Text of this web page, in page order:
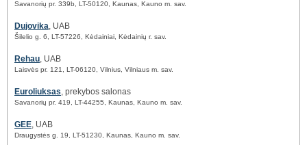
Savanorių pr. 339b, LT-50120, Kaunas, Kauno m. sav.
Dujovika, UAB
Šilelio g. 6, LT-57226, Kėdainiai, Kėdainių r. sav.
Rehau, UAB
Laisvės pr. 121, LT-06120, Vilnius, Vilniaus m. sav.
Euroliuksas, prekybos salonas
Savanorių pr. 419, LT-44255, Kaunas, Kauno m. sav.
GEE, UAB
Draugystės g. 19, LT-51230, Kaunas, Kauno m. sav.